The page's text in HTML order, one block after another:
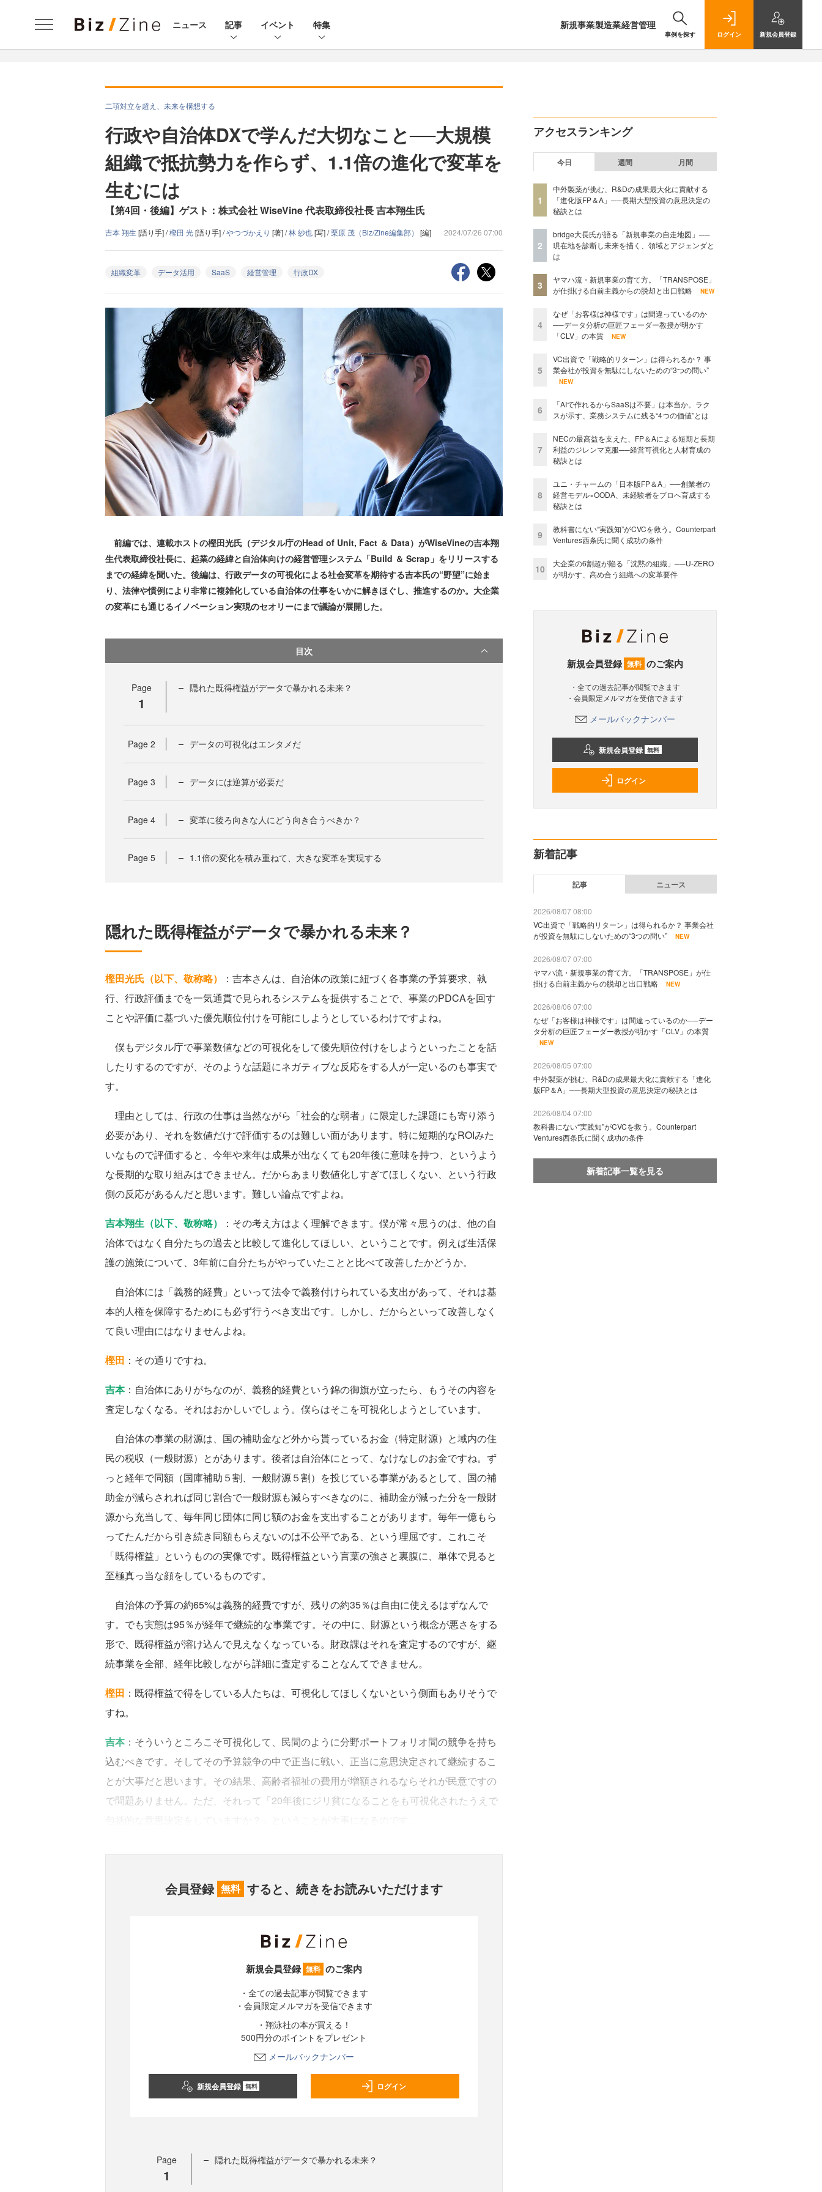
ニュース 記事 イベント 特集 新規事業製造業経営管理
事例を探す ログイン 新規会員登録
二項対立を超え、未来を構想する
行政や自治体DXで学んだ大切なこと──大規模
組織で抵抗勢力を作らず、1.1倍の進化で変革を
生むには
【第4回・後編】ゲスト：株式会社 WiseVine 代表取締役社長 吉本翔生氏
吉本 翔生 [語り手] /樫田 光[語り手] /やつづかえり [著] /林 紗也[写] /栗原 茂（Biz/Zine編集部） [編] 2024/07/26 07:00
組織変革 データ活用 SaaS 経営管理 行政DX
前編では、連載ホストの樫田光氏（デジタル庁のHead of Unit, Fact ＆ Data）がWiseVineの吉本翔
生代表取締役社長に、起業の経緯と自治体向けの経営管理システム「Build ＆ Scrap」をリリースする
までの経緯を聞いた。後編は、行政データの可視化による社会変革を期待する吉本氏の“野望”に始ま
り、法律や慣例により非常に複雑化している自治体の仕事をいかに解きほぐし、推進するのか。大企業
の変革にも通じるイノベーション実現のセオリーにまで議論が展開した。
目次
Page
1
隠れた既得権益がデータで暴かれる未来？
Page 2 データの可視化はエンタメだ
Page 3 データには逆算が必要だ
Page 4 変革に後ろ向きな人にどう向き合うべきか？
Page 5 1.1倍の変化を積み重ねて、大きな変革を実現する
隠れた既得権益がデータで暴かれる未来？
樫田光氏（以下、敬称略）
：吉本さんは、自治体の政策に紐づく各事業の予算要求、執
行、行政評価までを一気通貫で見られるシステムを提供することで、事業のPDCAを回す
ことや評価に基づいた優先順位付けを可能にしようとしているわけですよね。
僕もデジタル庁で事業数値などの可視化をして優先順位付けをしようといったことを話
したりするのですが、そのような話題にネガティブな反応をする人が一定いるのも事実で
す。
理由としては、行政の仕事は当然ながら「社会的な弱者」に限定した課題にも寄り添う
必要があり、それを数値だけで評価するのは難しい面があります。特に短期的なROIみた
いなもので評価すると、今年や来年は成果が出なくても20年後に意味を持つ、というよう
な長期的な取り組みはできません。だからあまり数値化しすぎてほしくない、という行政
側の反応があるんだと思います。難しい論点ですよね。
吉本翔生（以下、敬称略）
：その考え方はよく理解できます。僕が常々思うのは、他の自
治体ではなく自分たちの過去と比較して進化してほしい、ということです。例えば生活保
護の施策について、3年前に自分たちがやっていたことと比べて改善したかどうか。
自治体には「義務的経費」といって法令で義務付けられている支出があって、それは基
本的人権を保障するためにも必ず行うべき支出です。しかし、だからといって改善しなく
て良い理由にはなりませんよね。
樫田 ：その通りですね。
吉本：自治体にありがちなのが、義務的経費という錦の御旗が立ったら、もうその内容を
査定しなくなる。それはおかしいでしょう。僕らはそこを可視化しようとしています。
自治体の事業の財源は、国の補助金など外から貰っているお金（特定財源）と域内の住
民の税収（一般財源）とがあります。後者は自治体にとって、なけなしのお金ですね。ず
っと経年で同額（国庫補助５割、一般財源５割）を投じている事業があるとして、国の補
助金が減らされれば同じ割合で一般財源も減らすべきなのに、補助金が減った分を一般財
源から充当して、毎年同じ団体に同じ額のお金を支出することがあります。毎年一億もら
ってたんだから引き続き同額もらえないのは不公平である、という理屈です。これこそ
「既得権益」というものの実像です。既得権益という言葉の強さと裏腹に、単体で見ると
至極真っ当な顔をしているものです。
自治体の予算の約65%は義務的経費ですが、残りの約35％は自由に使えるはずなんで
す。でも実態は95％が経年で継続的な事業です。その中に、財源という概念が悪さをする
形で、既得権益が溶け込んで見えなくなっている。財政課はそれを査定するのですが、継
続事業を全部、経年比較しながら詳細に査定することなんてできません。
樫田 ：既得権益で得をしている人たちは、可視化してほしくないという側面もありそうで
すね。
吉本：そういうところこそ可視化して、民間のように分野ポートフォリオ間の競争を持ち
込むべきです。そしてその予算競争の中で正当に戦い、正当に意思決定されて継続するこ
とが大事だと思います。その結果、高齢者福祉の費用が増額されるならそれが民意ですの
で問題ありません。ただ、それって「20年後にジリ貧になることをも可視化されたうえで
会員登録 無料 すると、続きをお読みいただけます
新規会員登録 無料 のご案内
・全ての過去記事が閲覧できます
・会員限定メルマガを受信できます
・翔泳社の本が買える！
500円分のポイントをプレゼント
メールバックナンバー
新規会員登録 無料 ログイン
Page
1
隠れた既得権益がデータで暴かれる未来？
アクセスランキング
今日 週間 月間
1
中外製薬が挑む、R&Dの成果最大化に貢献する
「進化版FP＆A」──長期大型投資の意思決定の
秘訣とは
2
bridge大長氏が語る「新規事業の自走地図」──
現在地を診断し未来を描く、領域とアジェンダと
は
3
ヤマハ流・新規事業の育て方。「TRANSPOSE」
が仕掛ける自前主義からの脱却と出口戦略
NEW
4
なぜ「お客様は神様です」は間違っているのか
──データ分析の巨匠フェーダー教授が明かす
「CLV」の本質
NEW
5
VC出資で「戦略的リターン」は得られるか？ 事
業会社が投資を無駄にしないための“3つの問い”
NEW
6
「AIで作れるからSaaSは不要」は本当か。ラク
スが示す、業務システムに残る“4つの価値”とは
7
NECの最高益を支えた、FP＆Aによる短期と長期
利益のジレンマ克服──経営可視化と人材育成の
秘訣とは
8
ユニ・チャームの「日本版FP＆A」──創業者の
経営モデル×OODA、未経験者をプロへ育成する
秘訣とは
9
教科書にない“実践知”がCVCを救う。Counterpart
Ventures西条氏に聞く成功の条件
10
大企業の6割超が陥る「沈黙の組織」──U-ZERO
が明かす、高め合う組織への変革要件
新規会員登録 無料 のご案内
・全ての過去記事が閲覧できます
・会員限定メルマガを受信できます
メールバックナンバー
新規会員登録 無料
ログイン
新着記事
記事 ニュース
2026/08/07 08:00
VC出資で「戦略的リターン」は得られるか？ 事業会社
が投資を無駄にしないための“3つの問い”
NEW
2026/08/07 07:00
ヤマハ流・新規事業の育て方。「TRANSPOSE」が仕
掛ける自前主義からの脱却と出口戦略
NEW
2026/08/06 07:00
なぜ「お客様は神様です」は間違っているのか──デー
タ分析の巨匠フェーダー教授が明かす「CLV」の本質
NEW
2026/08/05 07:00
中外製薬が挑む、R&Dの成果最大化に貢献する「進化
版FP＆A」──長期大型投資の意思決定の秘訣とは
2026/08/04 07:00
教科書にない“実践知”がCVCを救う。Counterpart
Ventures西条氏に聞く成功の条件
新着記事一覧を見る